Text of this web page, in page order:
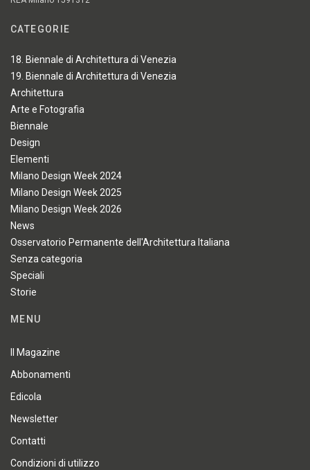
CATEGORIE
18. Biennale di Architettura di Venezia
19. Biennale di Architettura di Venezia
Architettura
Arte e Fotografia
Biennale
Design
Elementi
Milano Design Week 2024
Milano Design Week 2025
Milano Design Week 2026
News
Osservatorio Permanente dell'Architettura Italiana
Senza categoria
Speciali
Storie
MENU
Il Magazine
Abbonamenti
Edicola
Newsletter
Contatti
Condizioni di utilizzo